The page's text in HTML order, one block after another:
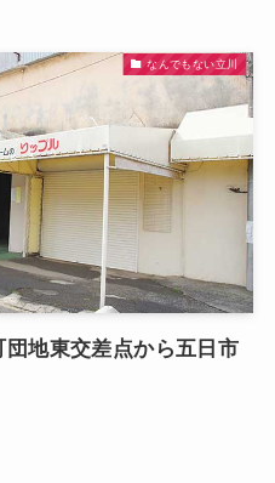
なんでもない立川
地東交差点から五日市